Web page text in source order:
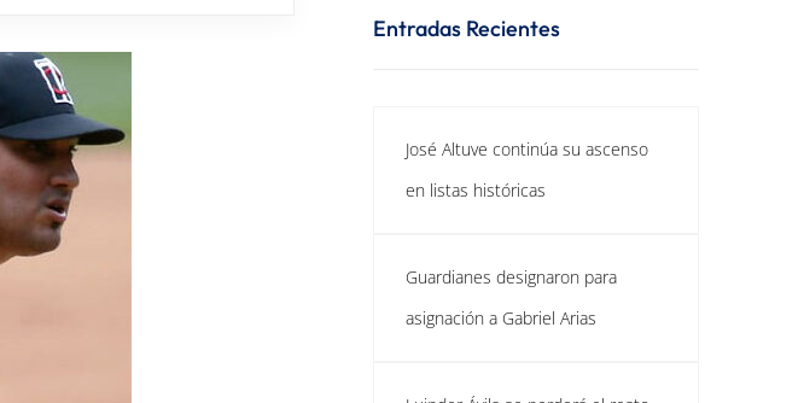
Entradas Recientes
José Altuve continúa su ascenso
en listas históricas
Guardianes designaron para
asignación a Gabriel Arias